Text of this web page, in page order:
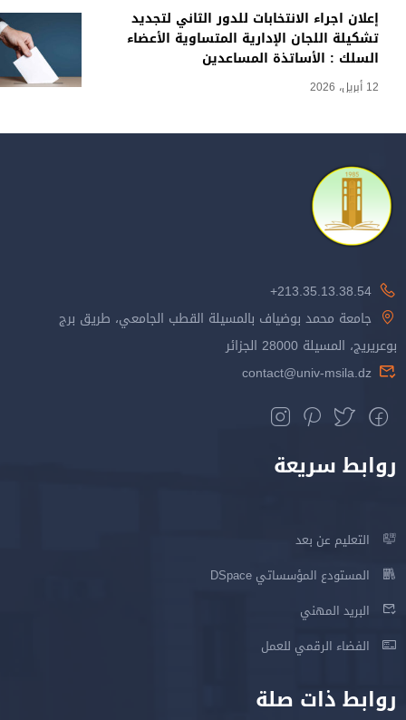
إعلان اجراء الانتخابات للدور الثاني لتجديد
تشكيلة اللجان الإدارية المتساوية الأعضاء
السلك : الأساتذة المساعدين
12 أبريل، 2026
213.35.13.38.54+
جامعة محمد بوضياف بالمسيلة القطب الجامعي، طريق برج
بوعريريج، المسيلة 28000 الجزائر
contact@univ-msila.dz
روابط سريعة
التعليم عن بعد
المستودع المؤسساتي DSpace
البريد المهني
الفضاء الرقمي للعمل
روابط ذات صلة